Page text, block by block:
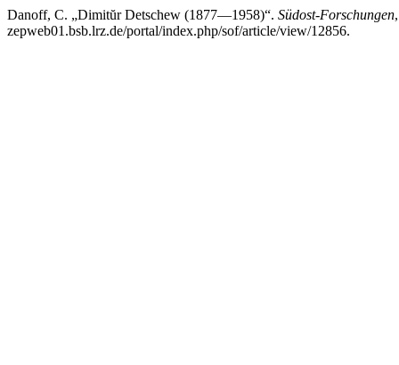
Danoff, C. „Dimitŭr Detschew (1877—1958)“. Südost-Forschungen
zepweb01.bsb.lrz.de/portal/index.php/sof/article/view/12856.